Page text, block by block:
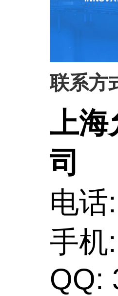
联系方
上海
司
电话
手机
QQ: